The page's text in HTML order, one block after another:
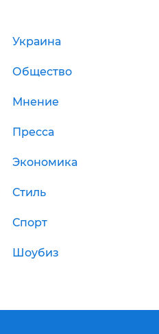
Украина
Общество
Мнение
Пресса
Экономика
Стиль
Спорт
Шоубиз